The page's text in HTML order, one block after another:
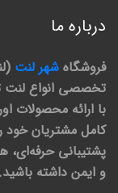
درباره ما
فروشگاه شهر لنت
تخصصی انواع لنت
با ارائه محصولات
کامل مشتریان خود
پشتیبانی حرفه‌ای،
و ایمن داشته باشید.